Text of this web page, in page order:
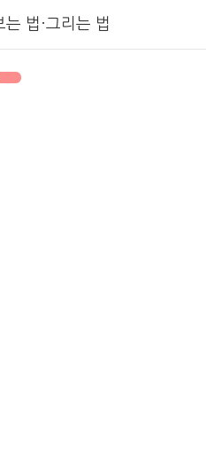
법·그리는 법
1